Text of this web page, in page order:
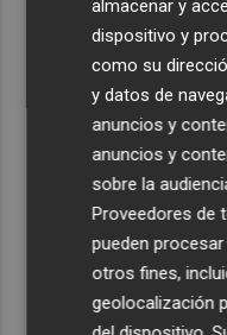
almacenar y
dispositivo y
como su
y datos de
anuncios y
anuncios y
sobre la
Proveedores de
pueden
otros fines,
geolocalización